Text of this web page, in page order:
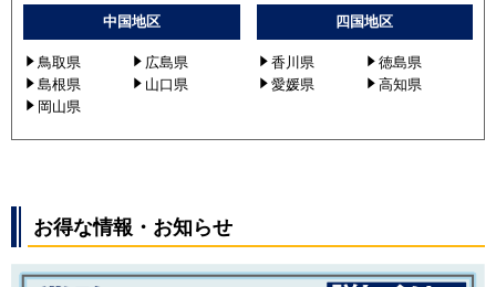
中国地区
鳥取県
広島県
島根県
山口県
岡山県
四国地区
香川県
徳島県
愛媛県
高知県
お得な情報・お知らせ